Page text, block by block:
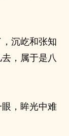
沉屹和张知
，属于是八
，眸光中难